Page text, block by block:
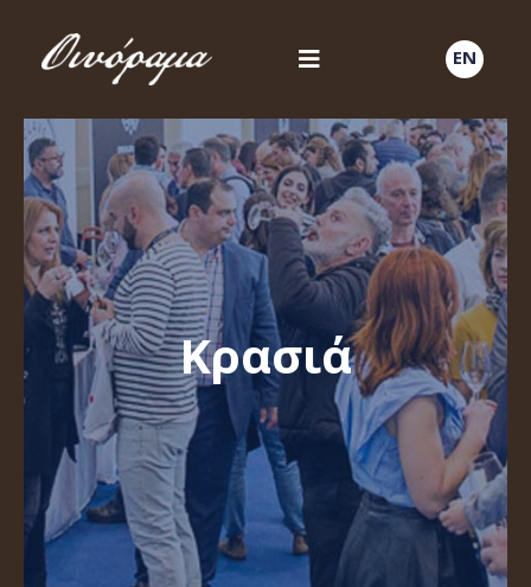
EN
Κρασιά